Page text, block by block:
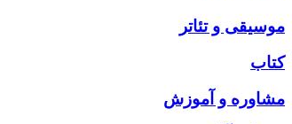
موسیقی و تئاتر
کتاب
مشاوره و آموزش